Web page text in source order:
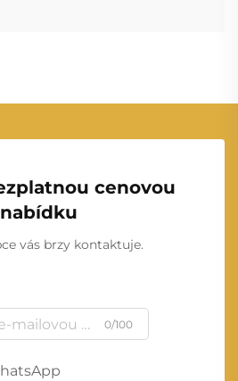
cenovou
nabídku
vás brzy kontaktuje.
0/100